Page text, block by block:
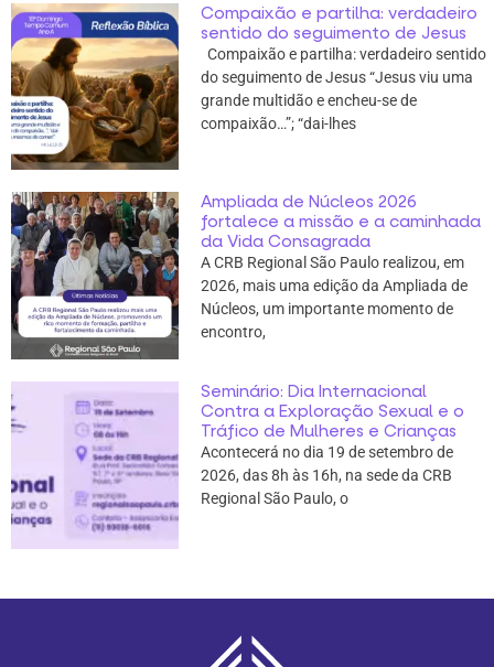
Compaixão e partilha: verdadeiro
sentido do seguimento de Jesus
Compaixão e partilha: verdadeiro sentido
do seguimento de Jesus “Jesus viu uma
grande multidão e encheu-se de
compaixão…”; “dai-lhes
Ampliada de Núcleos 2026
fortalece a missão e a caminhada
da Vida Consagrada
A CRB Regional São Paulo realizou, em
2026, mais uma edição da Ampliada de
Núcleos, um importante momento de
encontro,
Seminário: Dia Internacional
Contra a Exploração Sexual e o
Tráfico de Mulheres e Crianças
Acontecerá no dia 19 de setembro de
2026, das 8h às 16h, na sede da CRB
Regional São Paulo, o